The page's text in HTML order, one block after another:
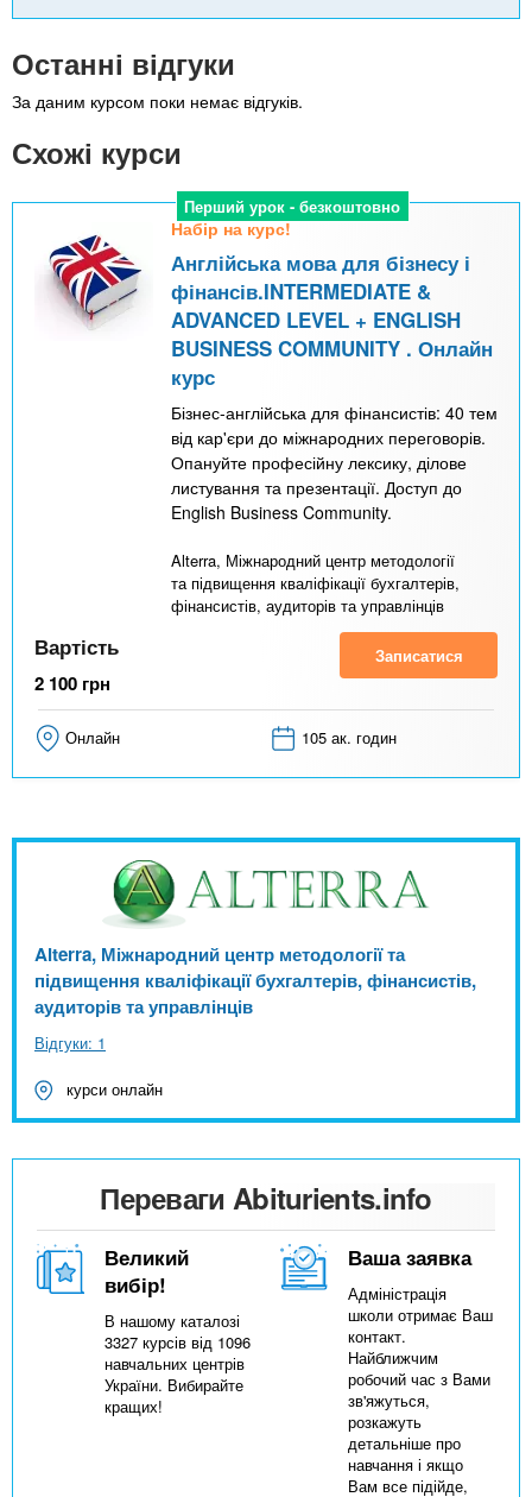
Останні відгуки
За даним курсом поки немає відгуків.
Схожі курси
Перший урок - безкоштовно
Набір на курс!
Англійська мова для бізнесу і
фінансів.INTERMEDIATE &
ADVANCED LEVEL + ENGLISH
BUSINESS COMMUNITY . Онлайн
курс
Бізнес-англійська для фінансистів: 40 тем
від кар'єри до міжнародних переговорів.
Опануйте професійну лексику, ділове
листування та презентації. Доступ до
English Business Community.
Alterra, Міжнародний центр методології
та підвищення кваліфікації бухгалтерів,
фінансистів, аудиторів та управлінців
Вартість
2 100 грн
Записатися
Онлайн 105 ак. годин
Alterra, Міжнародний центр методології та
підвищення кваліфікації бухгалтерів, фінансистів,
аудиторів та управлінців
Відгуки: 1
курси онлайн
Переваги Abiturients.info
Великий
вибір!
В нашому каталозі
3327 курсів від 1096
навчальних центрів
України. Вибирайте
кращих!
Ваша заявка
Адміністрація
школи отримає Ваш
контакт.
Найближчим
робочий час з Вами
зв'яжуться,
розкажуть
детальніше про
навчання і якщо
Вам все підійде,